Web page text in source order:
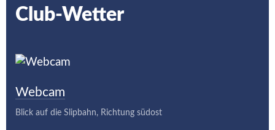
Club-Wetter
Webcam
Blick auf die Slipbahn, Richtung südost